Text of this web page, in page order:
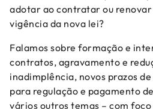
adotar ao contratar ou
vigência da nova lei?
Falamos sobre formação e
contratos, agravamento e
inadimplência, novos prazos
para regulação e pagamento
vários outros temas – com